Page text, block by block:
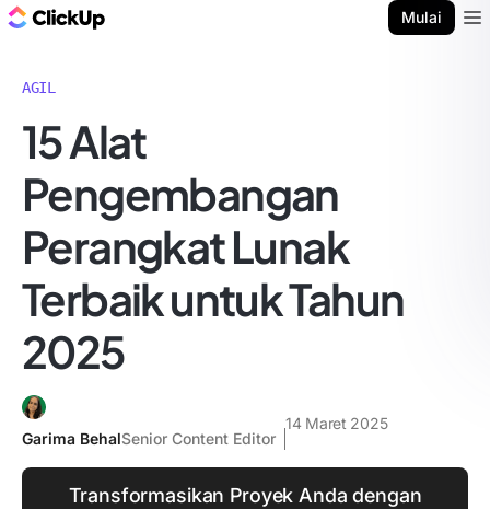
Mulai
AGIL
15 Alat
Pengembangan
Perangkat Lunak
Terbaik untuk Tahun
2025
Garima BehalSenior Content Editor
14 Maret 2025
Transformasikan Proyek Anda dengan